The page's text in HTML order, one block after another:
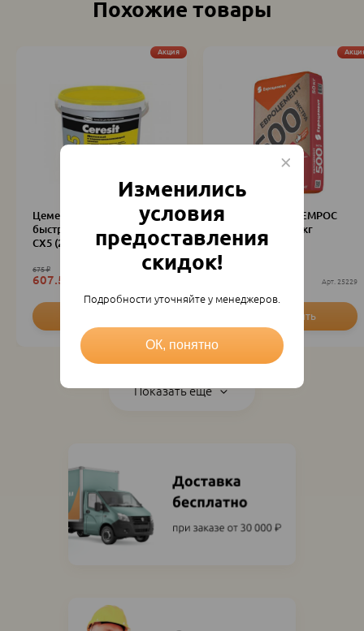
Похожие товары
Акция
Цемент ремонтный
быстрый.гидроизоляция
CX5 (2кг)
675 ₽
607.50
Цемент М-500 ЦЕМРОС
(Евроцемент) 50кг
570
25229
Показать ещё
Изменились
условия
предоставления
скидок!
Подробности уточняйте у менеджеров.
ОК, понятно